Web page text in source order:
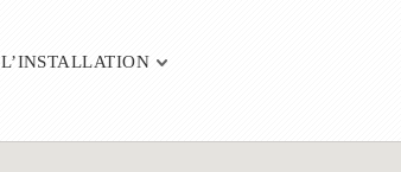
L’INSTALLATION